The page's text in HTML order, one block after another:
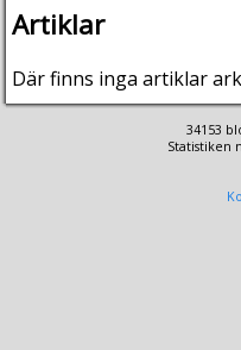
Artiklar
Där finns inga artiklar
34153
Statistiken